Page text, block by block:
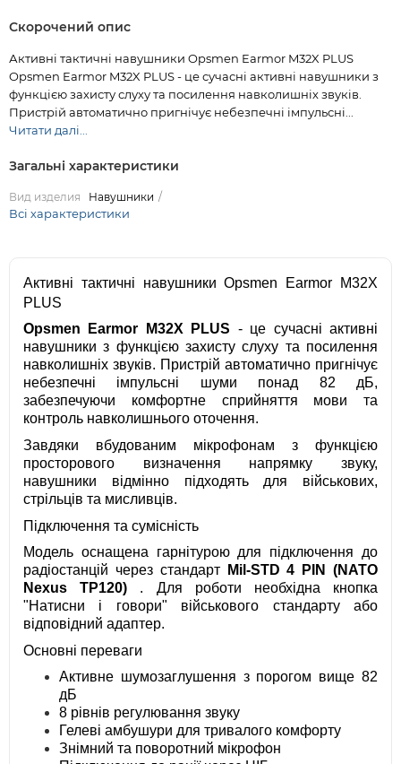
Скорочений опис
Активні тактичні навушники Opsmen Earmor M32X PLUS
Opsmen Earmor M32X PLUS - це сучасні активні навушники з
функцією захисту слуху та посилення навколишніх звуків.
Пристрій автоматично пригнічує небезпечні імпульсні...
Читати далі...
Загальні характеристики
Вид изделия Навушники
Всі характеристики
Активні тактичні навушники Opsmen Earmor M32X
PLUS
Opsmen Earmor M32X PLUS - це сучасні активні
навушники з функцією захисту слуху та посилення
навколишніх звуків. Пристрій автоматично пригнічує
небезпечні імпульсні шуми понад 82 дБ,
забезпечуючи комфортне сприйняття мови та
контроль навколишнього оточення.
Завдяки вбудованим мікрофонам з функцією
просторового визначення напрямку звуку,
навушники відмінно підходять для військових,
стрільців та мисливців.
Підключення та сумісність
Модель оснащена гарнітурою для підключення до
радіостанцій через стандарт
Mil-STD 4 PIN (NATO
Nexus TP120) . Для роботи необхідна кнопка
"Натисни і говори" військового стандарту або
відповідний адаптер.
Основні переваги
Активне шумозаглушення з порогом вище 82
дБ
8 рівнів регулювання звуку
Гелеві амбушури для тривалого комфорту
Знімний та поворотний мікрофон